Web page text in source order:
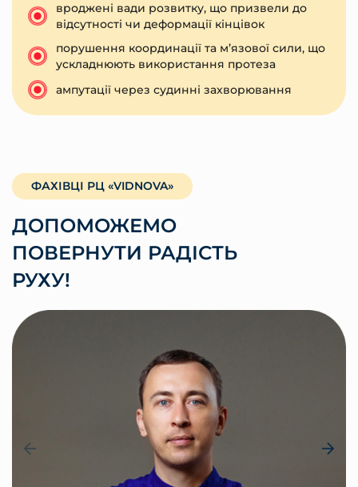
вроджені вади розвитку, що призвели до
відсутності чи деформації кінцівок
порушення координації та м’язової сили, що
ускладнюють використання протеза
ампутації через судинні захворювання
ФАХІВЦІ РЦ «VIDNOVA»
ДОПОМОЖЕМО
ПОВЕРНУТИ РАДІСТЬ
РУХУ!